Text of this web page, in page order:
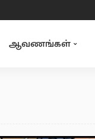
ஆவணங்கள்